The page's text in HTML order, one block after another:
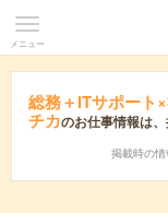
メニュー
総務＋ITサポート
チカのお仕事情報は
掲載時の情